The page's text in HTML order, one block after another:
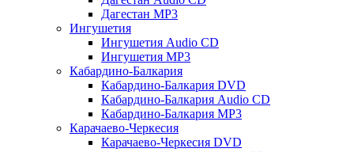
Дагестан MP3
Ингушетия
Ингушетия Audio CD
Ингушетия MP3
Кабардино-Балкария
Кабардино-Балкария DVD
Кабардино-Балкария Audio CD
Кабардино-Балкария MP3
Карачаево-Черкесия
Карачаево-Черкесия DVD